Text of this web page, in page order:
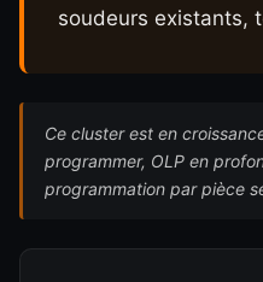
soudeurs existants,
Ce cluster est en
programmer, OLP en
programmation par pièce